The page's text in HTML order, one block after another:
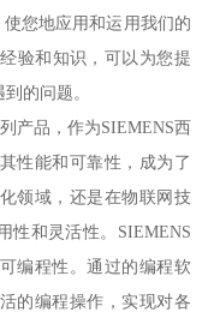
您地应用和运用我们的
验和知识，可以为您提
的问题。
品，作为SIEMENS西
性能和可靠性，成为了
领域，还是在物联网技
性和灵活性。SIEMENS
编程性。通过的编程软
的编程操作，实现对各